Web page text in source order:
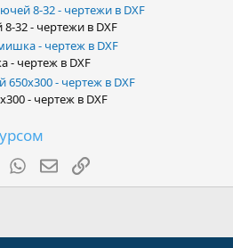
8-32 - чертежи в DXF
32 - чертежи в DXF
- чертеж в DXF
чертеж в DXF
- чертеж в DXF
- чертеж в DXF
PinterestWhatsAppЭлектронная почта
Ссылка